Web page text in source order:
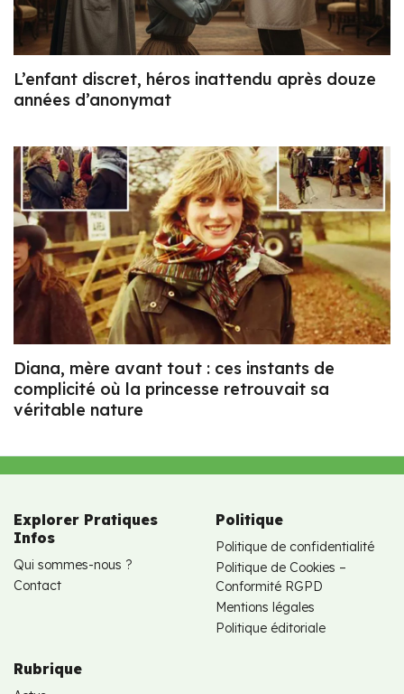
L’enfant discret, héros inattendu après douze
années d’anonymat
Diana, mère avant tout : ces instants de
complicité où la princesse retrouvait sa
véritable nature
Explorer Pratiques
Infos
Qui sommes-nous ?
Contact
Politique
Politique de confidentialité
Politique de Cookies –
Conformité RGPD
Mentions légales
Politique éditoriale
Rubrique